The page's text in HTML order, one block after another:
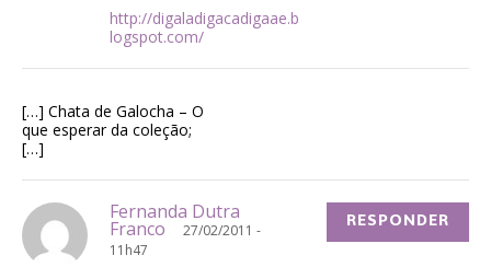
http://digaladigacadigaae.b
logspot.com/
[…] Chata de Galocha – O
que esperar da coleção;
[…]
Fernanda Dutra
Franco
27/02/2011 -
11h47
RESPONDER